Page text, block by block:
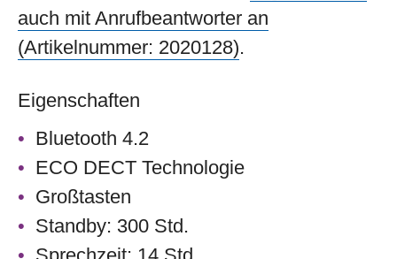
auch mit Anrufbeantworter an
(Artikelnummer: 2020128).
Eigenschaften
Bluetooth 4.2
ECO DECT Technologie
Großtasten
Standby: 300 Std.